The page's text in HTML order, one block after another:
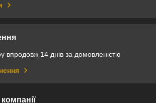
впродовж 14 днів за домовленістю